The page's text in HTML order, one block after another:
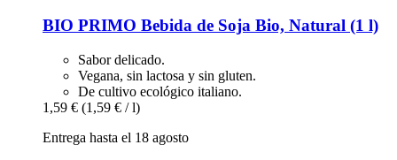
BIO PRIMO Bebida de Soja Bio, Natural (1 l)
Sabor delicado.
Vegana, sin lactosa y sin gluten.
De cultivo ecológico italiano.
1,59 € (1,59 € / l)
Entrega hasta el 18 agosto